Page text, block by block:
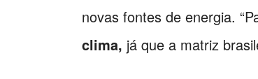
novas fontes de energia.
clima, já que a matriz